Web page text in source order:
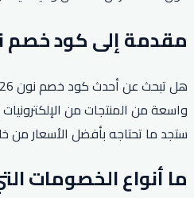
مقدمة إلى كود خصم نون
ستجد ما تحتاجه بأفضل الأسعار من
ما أنواع الخصومات